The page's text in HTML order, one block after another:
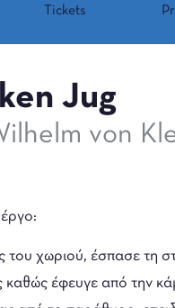
Tickets
Jug
von
του χωριού, έσπασε τη
έφευγε από την